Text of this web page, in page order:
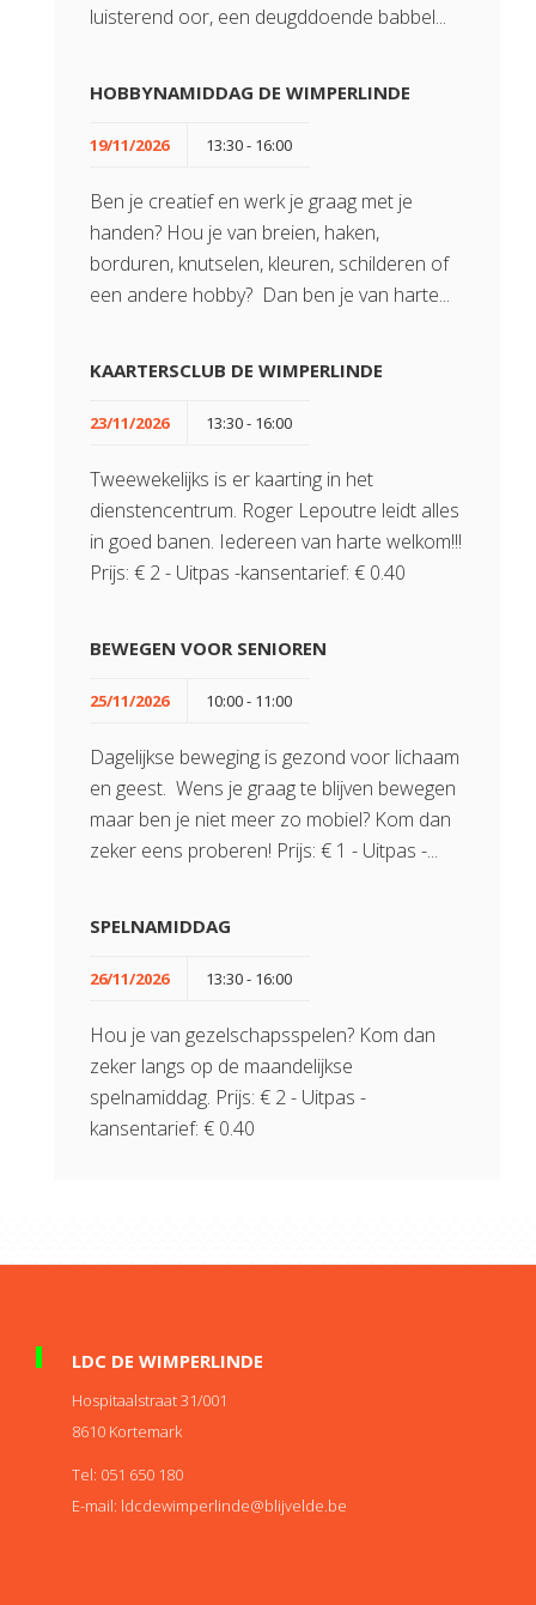
luisterend oor, een deugddoende babbel...
HOBBYNAMIDDAG DE WIMPERLINDE
19/11/2026 13:30 - 16:00
Ben je creatief en werk je graag met je
handen? Hou je van breien, haken,
borduren, knutselen, kleuren, schilderen of
een andere hobby? Dan ben je van harte...
KAARTERSCLUB DE WIMPERLINDE
23/11/2026 13:30 - 16:00
Tweewekelijks is er kaarting in het
dienstencentrum. Roger Lepoutre leidt alles
in goed banen. Iedereen van harte welkom!!!
Prijs: € 2 - Uitpas -kansentarief: € 0.40
BEWEGEN VOOR SENIOREN
25/11/2026 10:00 - 11:00
Dagelijkse beweging is gezond voor lichaam
en geest. Wens je graag te blijven bewegen
maar ben je niet meer zo mobiel? Kom dan
zeker eens proberen! Prijs: € 1 - Uitpas -...
SPELNAMIDDAG
26/11/2026 13:30 - 16:00
Hou je van gezelschapsspelen? Kom dan
zeker langs op de maandelijkse
spelnamiddag. Prijs: € 2 - Uitpas -
kansentarief: € 0.40
LDC DE WIMPERLINDE
Hospitaalstraat 31/001
8610 Kortemark
Tel: 051 650 180
E-mail: eb.edlevjilb@ednilrepmiwedcdl